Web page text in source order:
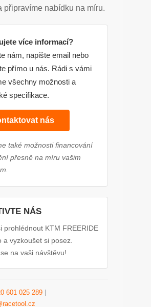
připravíme nabídku na míru.
více informací?
nám, napište email nebo
přímo u nás. Rádi s vámi
všechny možnosti a
specifikace.
nás
také možnosti financování
přesně na míru vašim
NÁS
prohlédnout KTM FREERIDE
a vyzkoušet si posez.
na vaši návštěvu!
601 025 289